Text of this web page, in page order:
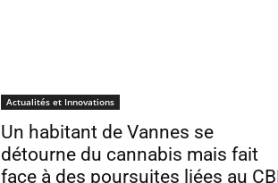
Actualités et Innovations
Un habitant de Vannes se
détourne du cannabis mais fait
face à des poursuites liées au